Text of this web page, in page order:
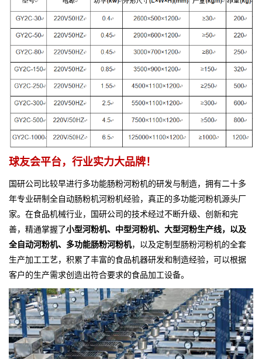
球友会平台，行业实力大品牌！
国研公司比较早进行多功能肠粉河粉机的研发与制造，拥有二十多
年专业研制全自动肠粉机河粉机经验，真正的多功能河粉机源头厂
家。 在食品机械行业，国研公司的技术经过不断升级、创新和完
善，精通掌握了小型河粉机、中型河粉机、大型河粉生产线，以及
全自动河粉机、多功能肠粉河粉机，以及定制型肠粉河粉机的全套
生产加工工艺，积累了丰富的食品机器研发和制造经验，可以根据
客户的生产需求创造出符合要求的食品加工设备。